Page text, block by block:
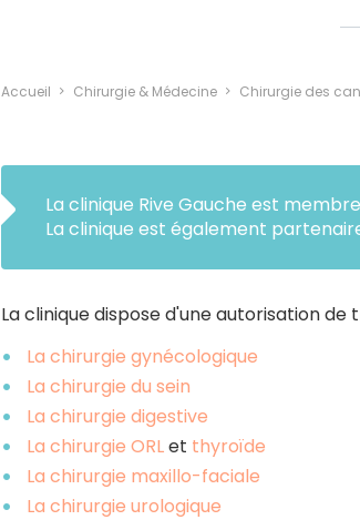
Accueil Chirurgie & Médecine Chirurgie des
La clinique Rive Gauche est
La clinique est également
La clinique dispose d'une autorisation
La chirurgie gynécologique
La chirurgie du sein
La chirurgie digestive
La chirurgie ORLet thyroïde
La chirurgie maxillo-faciale
La chirurgie urologique